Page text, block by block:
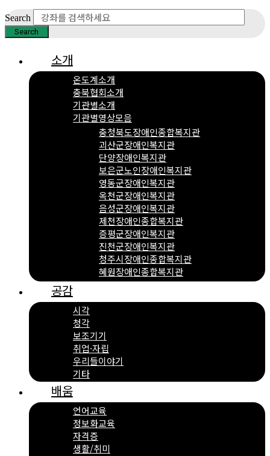
Search
Search
소개
온도계소개
충북협회소개
기관별소개
기관별영상모음
충청북도장애인종합복지관
괴산군장애인복지관
단양장애인복지관
보은군노인장애인복지관
영동군장애인복지관
옥천군장애인복지관
음성군장애인복지관
제천장애인종합복지관
증평군장애인복지관
진천군장애인복지관
청주시장애인종합복지관
혜원장애인종합복지관
공감
시각
청각
보조기기
취업·자립
우리들이야기
기타
배움
언어교육
정보화교육
자격증
생활/취미